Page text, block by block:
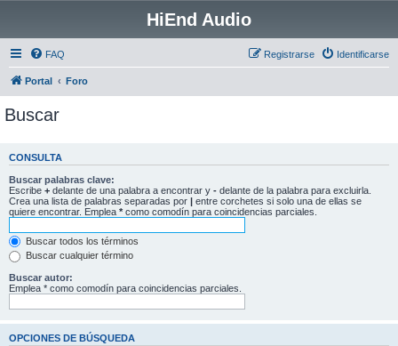
HiEnd Audio
FAQ Identificarse
Registrarse
Portal Foro
Buscar
CONSULTA
Buscar palabras clave:
Escribe + delante de una palabra a encontrar y - delante de la palabra para excluirla.
Crea una lista de palabras separadas por | entre corchetes si solo una de ellas se
quiere encontrar. Emplea * como comodín para coincidencias parciales.
Buscar todos los términos
Buscar cualquier término
Buscar autor:
Emplea * como comodín para coincidencias parciales.
OPCIONES DE BÚSQUEDA